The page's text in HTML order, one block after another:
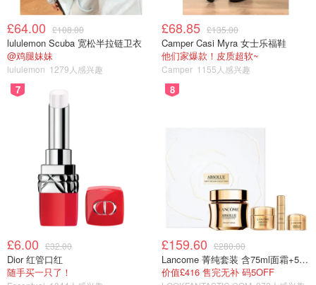
£64.00 £108.00
lululemon Scuba 宽松半拉链卫衣
@鸡腿妹妹
lululemon 1279人感兴趣
£68.85 £135.00
Camper Casi Myra 女士乐福鞋
他们家爆款！皮质超软~
Camper 1155人感兴趣
7
£6.00 £32.00
Dior 红管口红
随手买一只了！
8
£159.60 £280.00
Lancome 菁纯套装 含75ml面霜+5ml精华+5ml眼霜
价值£416 售完无补 码5OFF